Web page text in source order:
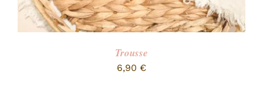
Trousse
6,90 €